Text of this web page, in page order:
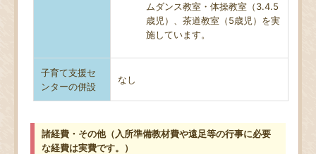
ムダンス教室・体操教室（3.4.5
歳児）、茶道教室（5歳児）を実
施しています。
子育て支援セ
ンターの併設
なし
諸経費・その他（入所準備教材費や遠足等の行事に必要
な経費は実費です。）